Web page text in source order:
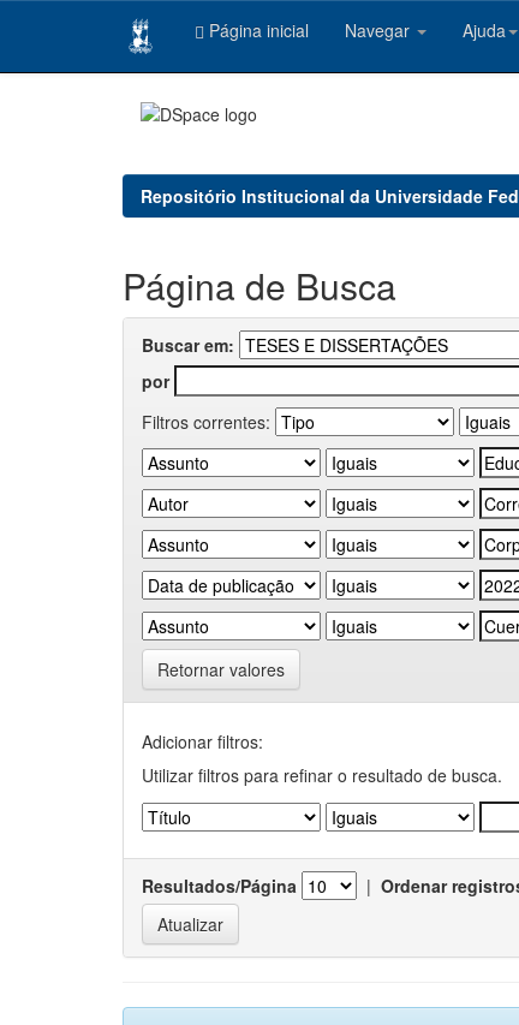
Página inicial Navegar Ajuda
Repositório Institucional da Universidade
Página de Busca
Buscar em:
por
Filtros correntes:
Retornar valores
Adicionar filtros:
Utilizar filtros para refinar o resultado de busca.
Resultados/Página | Ordenar